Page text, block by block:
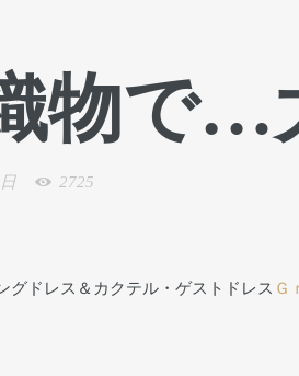
物で…
2725
グドレス＆カクテル・ゲストドレス Ｇ